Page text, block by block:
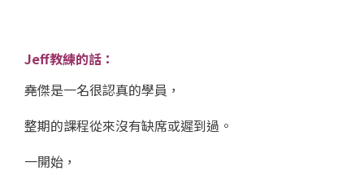
Jeff教練的話：
堯傑是一名很認真的學員，
整期的課程從來沒有缺席或遲到過。
一開始，